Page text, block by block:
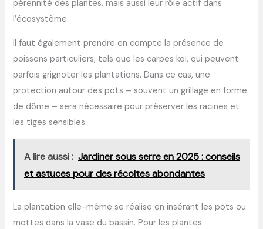
pérennité des plantes, mais aussi leur rôle actif dans
l’écosystème.
Il faut également prendre en compte la présence de
poissons particuliers, tels que les carpes koï, qui peuvent
parfois grignoter les plantations. Dans ce cas, une
protection autour des pots – souvent un grillage en forme
de dôme – sera nécessaire pour préserver les racines et
les tiges sensibles.
A lire aussi : Jardiner sous serre en 2025 : conseils
et astuces pour des récoltes abondantes
La plantation elle-même se réalise en insérant les pots ou
mottes dans la vase du bassin. Pour les plantes